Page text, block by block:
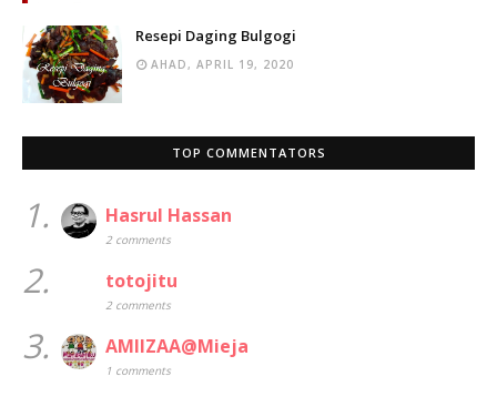
Resepi Daging Bulgogi
AHAD, APRIL 19, 2020
TOP COMMENTATORS
1. Hasrul Hassan
2 comments
2. totojitu
2 comments
3. AMIIZAA@Mieja
1 comments